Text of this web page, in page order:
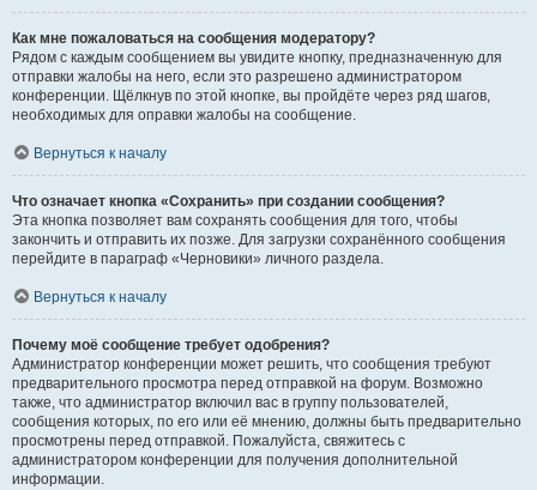
Как мне пожаловаться на сообщения модератору?
Рядом с каждым сообщением вы увидите кнопку, предназначенную для
отправки жалобы на него, если это разрешено администратором
конференции. Щёлкнув по этой кнопке, вы пройдёте через ряд шагов,
необходимых для оправки жалобы на сообщение.
Вернуться к началу
Что означает кнопка «Сохранить» при создании сообщения?
Эта кнопка позволяет вам сохранять сообщения для того, чтобы
закончить и отправить их позже. Для загрузки сохранённого сообщения
перейдите в параграф «Черновики» личного раздела.
Вернуться к началу
Почему моё сообщение требует одобрения?
Администратор конференции может решить, что сообщения требуют
предварительного просмотра перед отправкой на форум. Возможно
также, что администратор включил вас в группу пользователей,
сообщения которых, по его или её мнению, должны быть предварительно
просмотрены перед отправкой. Пожалуйста, свяжитесь с
администратором конференции для получения дополнительной
информации.